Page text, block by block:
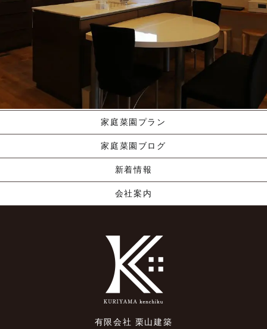
資料請求する
くりやま建築のこだわり
家庭菜園プラン
家庭菜園ブログ
新着情報
会社案内
有限会社 栗山建築